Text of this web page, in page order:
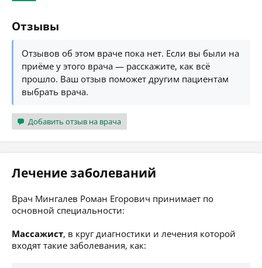
Отзывы
Отзывов об этом враче пока нет. Если вы были на
приёме у этого врача — расскажите, как всё
прошло. Ваш отзыв поможет другим пациентам
выбрать врача.
Добавить отзыв на врача
Лечение заболеваний
Врач Мингалев Роман Егорович принимает по
основной специальности:
Массажист, в круг диагностики и лечения которой
входят такие заболевания, как: